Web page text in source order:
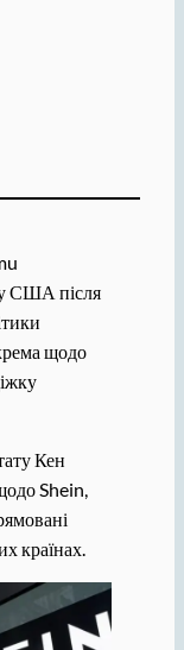
у США після
щодо
Кен
Shein,
країнах.